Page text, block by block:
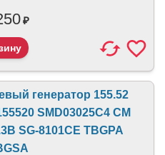
₽
генератор 155.52
SMD03025C4 CM
SG-8101CE TBGPA